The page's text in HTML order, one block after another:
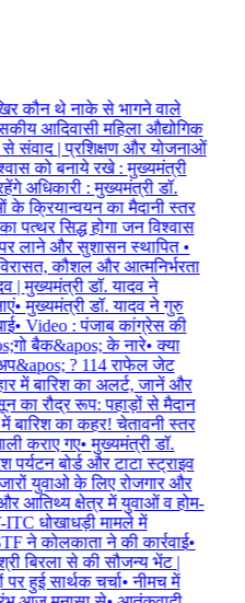
कौन थे नाके से भागने वाले
आदिवासी महिला औद्योगिक
से संवाद | प्रशिक्षण और योजनाओं
को बनाये रखे : मुख्यमंत्री
अधिकारी : मुख्यमंत्री डॉ.
क्रियान्वयन का मैदानी स्तर
पत्थर सिद्ध होगा जन विश्वास
लाने और सुशासन स्थापित •
कौशल और आत्मनिर्भरता
| मुख्यमंत्री डॉ. यादव ने
• मुख्यमंत्री डॉ. यादव ने गुरु
• Video : पंजाब कांग्रेस की
बैक&apos; के नारे• क्या
? 114 राफेल जेट
में बारिश का अलर्ट, जानें और
का रौद्र रूप: पहाड़ों से मैदान
बारिश का कहर! चेतावनी स्तर
कराए गए• मुख्यमंत्री डॉ.
पर्यटन बोर्ड और टाटा स्ट्राइव
युवाओ के लिए रोजगार और
आतिथ्य क्षेत्र में युवाओं व होम-
ITC धोखाधड़ी मामले में
ने कोलकाता ने की कार्रवाई•
बिरला से की सौजन्य भेंट |
हुई सार्थक चर्चा• नीमच में